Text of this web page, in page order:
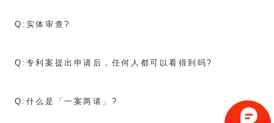
Q: 实体审查?
Q: 专利案提出申请后，任何人都可以看得到吗?
Q: 什么是「一案两请」?